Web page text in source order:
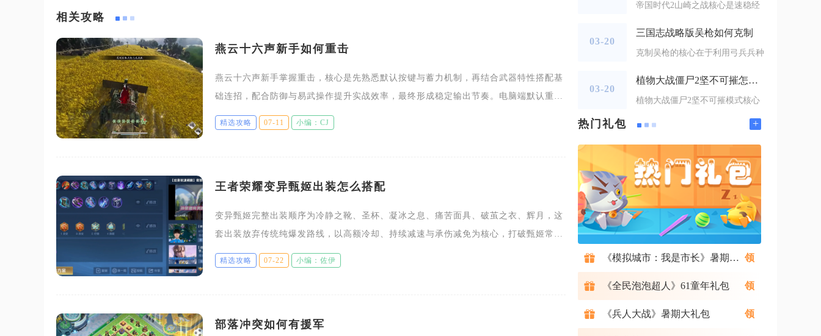
相关攻略
燕云十六声新手如何重击
燕云十六声新手掌握重击，核心是先熟悉默认按键与蓄力机制，再结合武器特性搭配基
础连招，配合防御与易武操作提升实战效率，最终形成稳定输出节奏。电脑端默认重击
键为R键，长按可触发蓄力重击，不同武器的重击效果与蓄力收益差异明显，新手需先
明确自身常用
精选攻略 07-11 小编：CJ
王者荣耀变异甄姬出装怎么搭配
变异甄姬完整出装顺序为冷静之靴、圣杯、凝冰之息、痛苦面具、破茧之衣、辉月，这
套出装放弃传统纯爆发路线，以高额冷却、持续减速与承伤减免为核心，打破甄姬常规
输出出装框架，依靠高频冰冻与生存属性形成差异化对局表现。这套出装的装备选择逻
辑区别于主流
精选攻略 07-22 小编：佐伊
部落冲突如何有援军
帝国时代2山崎之战核心是速稳经
03-20
三国志战略版吴枪如何克制
克制吴枪的核心在于利用弓兵兵种
03-20
植物大战僵尸2坚不可摧怎么过
植物大战僵尸2坚不可摧模式核心
热门礼包 +
《模拟城市：我是市长》暑期礼包
《全民泡泡超人》61童年礼包
《兵人大战》暑期大礼包